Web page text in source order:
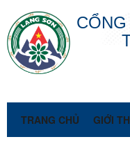
TRANG CHỦ GIỚI